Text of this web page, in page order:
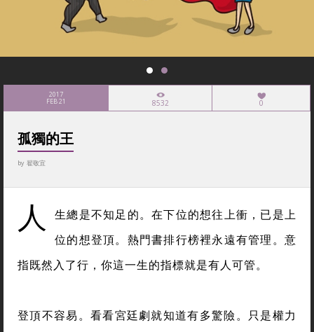
2017
FEB 21 8532 0
孤獨的王
by 翟敬宜
人
生總是不知足的。在下位的想往上衝，已是上
位的想登頂。熱門書排行榜裡永遠有管理。意
指既然入了行，你這一生的指標就是有人可管。
登頂不容易。看看宮廷劇就知道有多驚險。只是權力